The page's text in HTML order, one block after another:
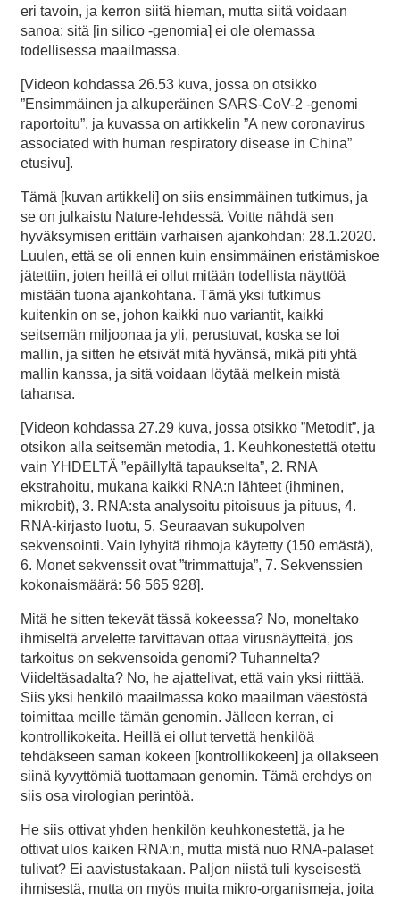
eri tavoin, ja kerron siitä hieman, mutta siitä voidaan
sanoa: sitä [in silico -genomia] ei ole olemassa
todellisessa maailmassa.
[Videon kohdassa 26.53 kuva, jossa on otsikko
”Ensimmäinen ja alkuperäinen SARS-CoV-2 -genomi
raportoitu”, ja kuvassa on artikkelin ”A new coronavirus
associated with human respiratory disease in China”
etusivu].
Tämä [kuvan artikkeli] on siis ensimmäinen tutkimus, ja
se on julkaistu Nature-lehdessä. Voitte nähdä sen
hyväksymisen erittäin varhaisen ajankohdan: 28.1.2020.
Luulen, että se oli ennen kuin ensimmäinen eristämiskoe
jätettiin, joten heillä ei ollut mitään todellista näyttöä
mistään tuona ajankohtana. Tämä yksi tutkimus
kuitenkin on se, johon kaikki nuo variantit, kaikki
seitsemän miljoonaa ja yli, perustuvat, koska se loi
mallin, ja sitten he etsivät mitä hyvänsä, mikä piti yhtä
mallin kanssa, ja sitä voidaan löytää melkein mistä
tahansa.
[Videon kohdassa 27.29 kuva, jossa otsikko ”Metodit”, ja
otsikon alla seitsemän metodia, 1. Keuhkonestettä otettu
vain YHDELTÄ ”epäillyltä tapaukselta”, 2. RNA
ekstrahoitu, mukana kaikki RNA:n lähteet (ihminen,
mikrobit), 3. RNA:sta analysoitu pitoisuus ja pituus, 4.
RNA-kirjasto luotu, 5. Seuraavan sukupolven
sekvensointi. Vain lyhyitä rihmoja käytetty (150 emästä),
6. Monet sekvenssit ovat ”trimmattuja”, 7. Sekvenssien
kokonaismäärä: 56 565 928].
Mitä he sitten tekevät tässä kokeessa? No, moneltako
ihmiseltä arvelette tarvittavan ottaa virusnäytteitä, jos
tarkoitus on sekvensoida genomi? Tuhannelta?
Viideltäsadalta? No, he ajattelivat, että vain yksi riittää.
Siis yksi henkilö maailmassa koko maailman väestöstä
toimittaa meille tämän genomin. Jälleen kerran, ei
kontrollikokeita. Heillä ei ollut tervettä henkilöä
tehdäkseen saman kokeen [kontrollikokeen] ja ollakseen
siinä kyvyttömiä tuottamaan genomin. Tämä erehdys on
siis osa virologian perintöä.
He siis ottivat yhden henkilön keuhkonestettä, ja he
ottivat ulos kaiken RNA:n, mutta mistä nuo RNA-palaset
tulivat? Ei aavistustakaan. Paljon niistä tuli kyseisestä
ihmisestä, mutta on myös muita mikro-organismeja, joita